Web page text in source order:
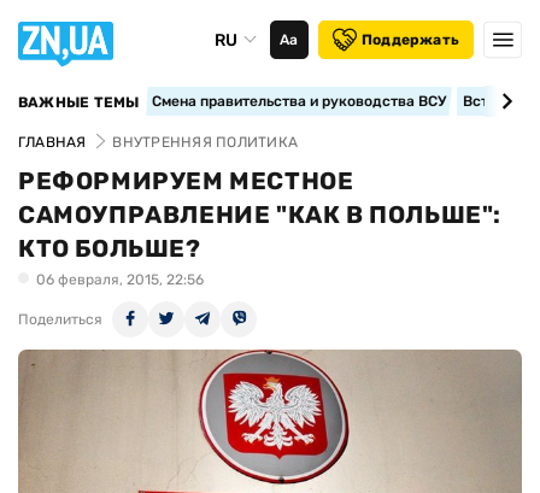
RU Аа Поддержать
ВАЖНЫЕ ТЕМЫ Смена правительства и руководства ВСУ
ГЛАВНАЯ ВНУТРЕННЯЯ ПОЛИТИКА
РЕФОРМИРУЕМ МЕСТНОЕ
САМОУПРАВЛЕНИЕ "КАК В ПОЛЬШЕ":
КТО БОЛЬШЕ?
06 февраля, 2015, 22:56
Поделиться